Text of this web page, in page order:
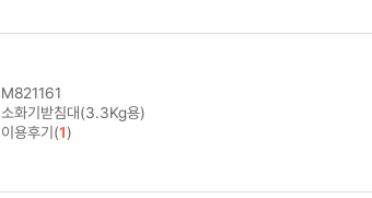
M821161
소화기받침대(3.3Kg용)
이용후기(1)